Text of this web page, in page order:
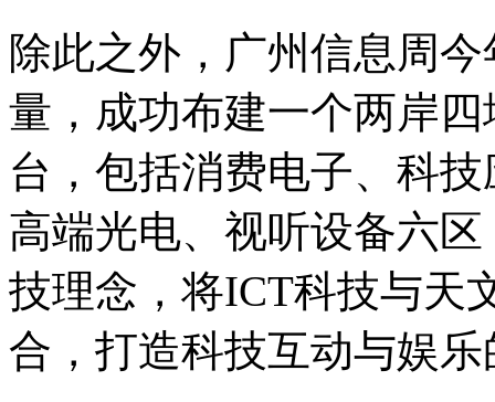
除此之外，广州信息周
量，成功布建一个两岸
台，包括消费电子、科
高端光电、视听设备六
技理念，将ICT科技与天
合，打造科技互动与娱